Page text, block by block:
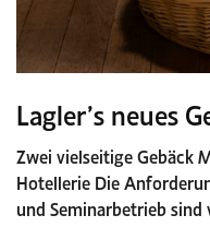
Lagler’s neues
Zwei vielseitige Gebäck
Hotellerie Die
und Seminarbetrieb